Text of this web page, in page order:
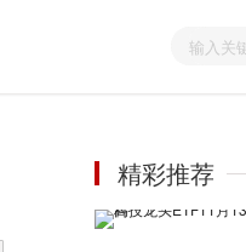
精彩推荐